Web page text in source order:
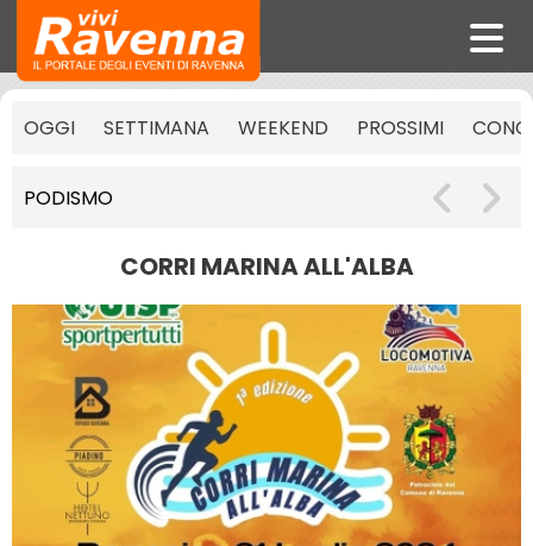
OGGI SETTIMANA WEEKEND PROSSIMI
PODISMO
CORRI MARINA ALL'ALBA